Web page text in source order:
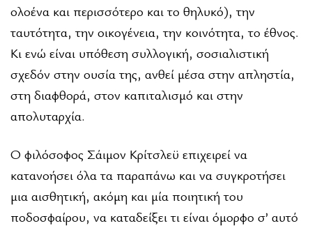
ολοένα και περισσότερο και το θηλυκό), την
ταυτότητα, την οικογένεια, την κοινότητα, το έθνος.
Κι ενώ είναι υπόθεση συλλογική, σοσιαλιστική
σχεδόν στην ουσία της, ανθεί µέσα στην απληστία,
στη διαφθορά, στον καπιταλισµό και στην
απολυταρχία.
Ο φιλόσοφος Σάιµον Κρίτσλεϋ επιχειρεί να
κατανοήσει όλα τα παραπάνω και να συγκροτήσει
µια αισθητική, ακόµη και µία ποιητική του
ποδοσφαίρου, να καταδείξει τι είναι όµορφο σ’ αυτό